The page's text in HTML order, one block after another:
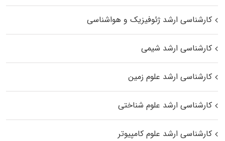
کارشناسی ارشد ژئوفیزیک و هواشناسی
کارشناسی ارشد شیمی
کارشناسی ارشد علوم زمین
کارشناسی ارشد علوم شناختی
کارشناسی ارشد علوم کامپیوتر